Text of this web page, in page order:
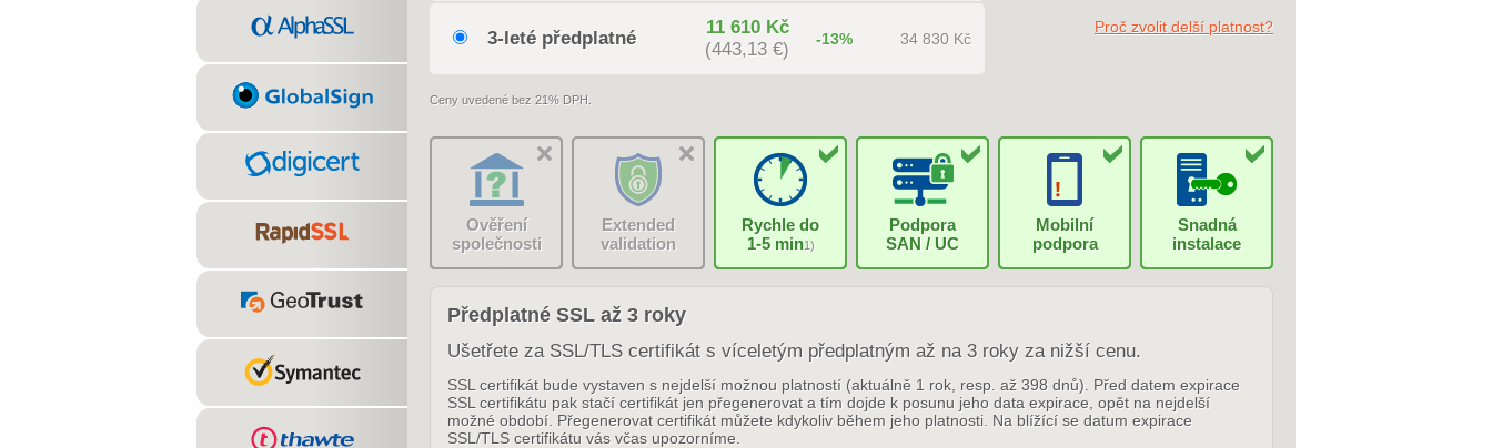
3-leté předplatné
11 610 Kč
(443,13 €)
-13% 34 830 Kč
Ceny uvedené bez 21% DPH.
Proč zvolit delší platnost?
Ověření
společnosti
Extended
validation
Rychle do
1-5 min1)
Podpora
SAN / UC
Mobilní
podpora
Snadná
instalace
Předplatné SSL až 3 roky
Ušetřete za SSL/TLS certifikát s víceletým předplatným až na 3 roky za nižší cenu.
SSL certifikát bude vystaven s nejdelší možnou platností (aktuálně 1 rok, resp. až 398 dnů). Před datem expirace
SSL certifikátu pak stačí certifikát jen přegenerovat a tím dojde k posunu jeho data expirace, opět na nejdelší
možné období. Přegenerovat certifikát můžete kdykoliv během jeho platnosti. Na blížící se datum expirace
SSL/TLS certifikátu vás včas upozorníme.